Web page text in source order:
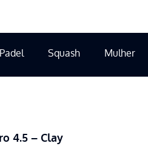
Padel Squash Mulher
4.5 – Clay